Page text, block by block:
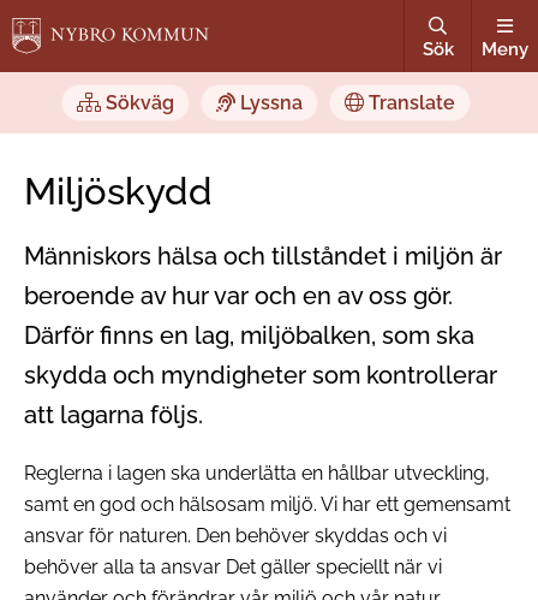
Sök Meny
Sökväg Lyssna Translate
Miljöskydd
Människors hälsa och tillståndet i miljön är
beroende av hur var och en av oss gör.
Därför finns en lag, miljöbalken, som ska
skydda och myndigheter som kontrollerar
att lagarna följs.
Reglerna i lagen ska underlätta en hållbar utveckling,
samt en god och hälsosam miljö. Vi har ett gemensamt
ansvar för naturen. Den behöver skyddas och vi
behöver alla ta ansvar Det gäller speciellt när vi